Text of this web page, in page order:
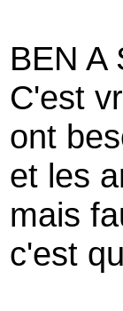
BEN A
C'est
ont
et les
mais
c'est